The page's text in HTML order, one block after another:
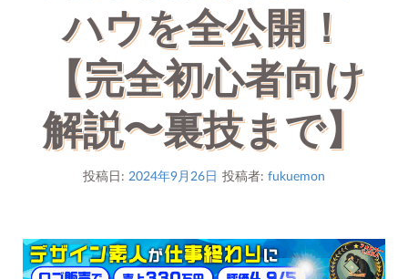
ハウを全公開！
【完全初心者向け
解説〜裏技まで】
投稿日: 2024年9月26日 投稿者: fukuemon